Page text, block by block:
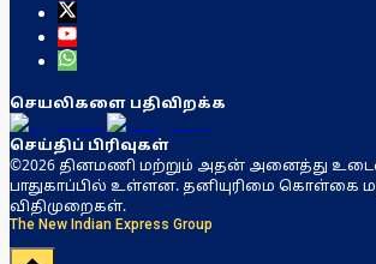
செயலிகளை பதிவிறக்க
செய்திப் பிரிவுகள்
©2026 தினமணி மற்றும் அதன் அனைத்து
பாதுகாப்பில் உள்ளன. தனியுரிமை கொள்கை
விதிமுறைகள்.
The New Indian Express Group